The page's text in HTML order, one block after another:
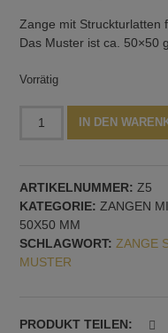
Zange mit Struckturlatten
Das Muster ist ca. 50×50
Vorrätig
Muster
Nr.
5
Menge
IN DEN
ARTIKELNUMMER: Z5
KATEGORIE: ZANGEN
0X50 MM
SCHLAGWORT: ZANGE
MUSTER
PRODUKT TEILEN: